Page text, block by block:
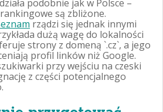
podobnie jak w Polsce –
są zbliżone.
rządzi się jednak innymi
dużą wagę do lokalności
strony z domeną `.cz`, a jego
profil linków niż Google.
przy wejściu na czeski
z części potencjalnego